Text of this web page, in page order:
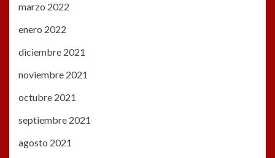
marzo 2022
enero 2022
diciembre 2021
noviembre 2021
octubre 2021
septiembre 2021
agosto 2021